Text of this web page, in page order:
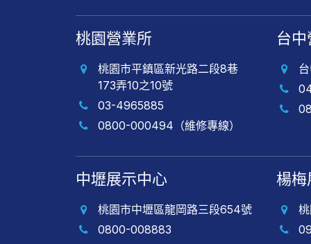
桃園營業所
桃園市平鎮區新光路二段8巷
173弄10之10號
03-4965885
0800-000494（維修專線）
台
中壢展示中心
桃園市中壢區龍岡路三段654號
0800-008883
楊梅